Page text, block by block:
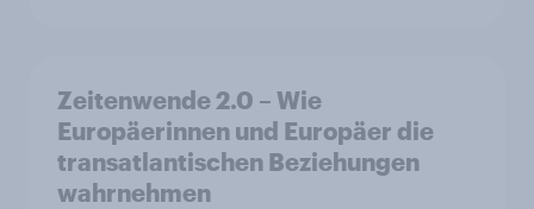
Zeitenwende 2.0 – Wie
Europäerinnen und Europäer die
transatlantischen Beziehungen
wahrnehmen